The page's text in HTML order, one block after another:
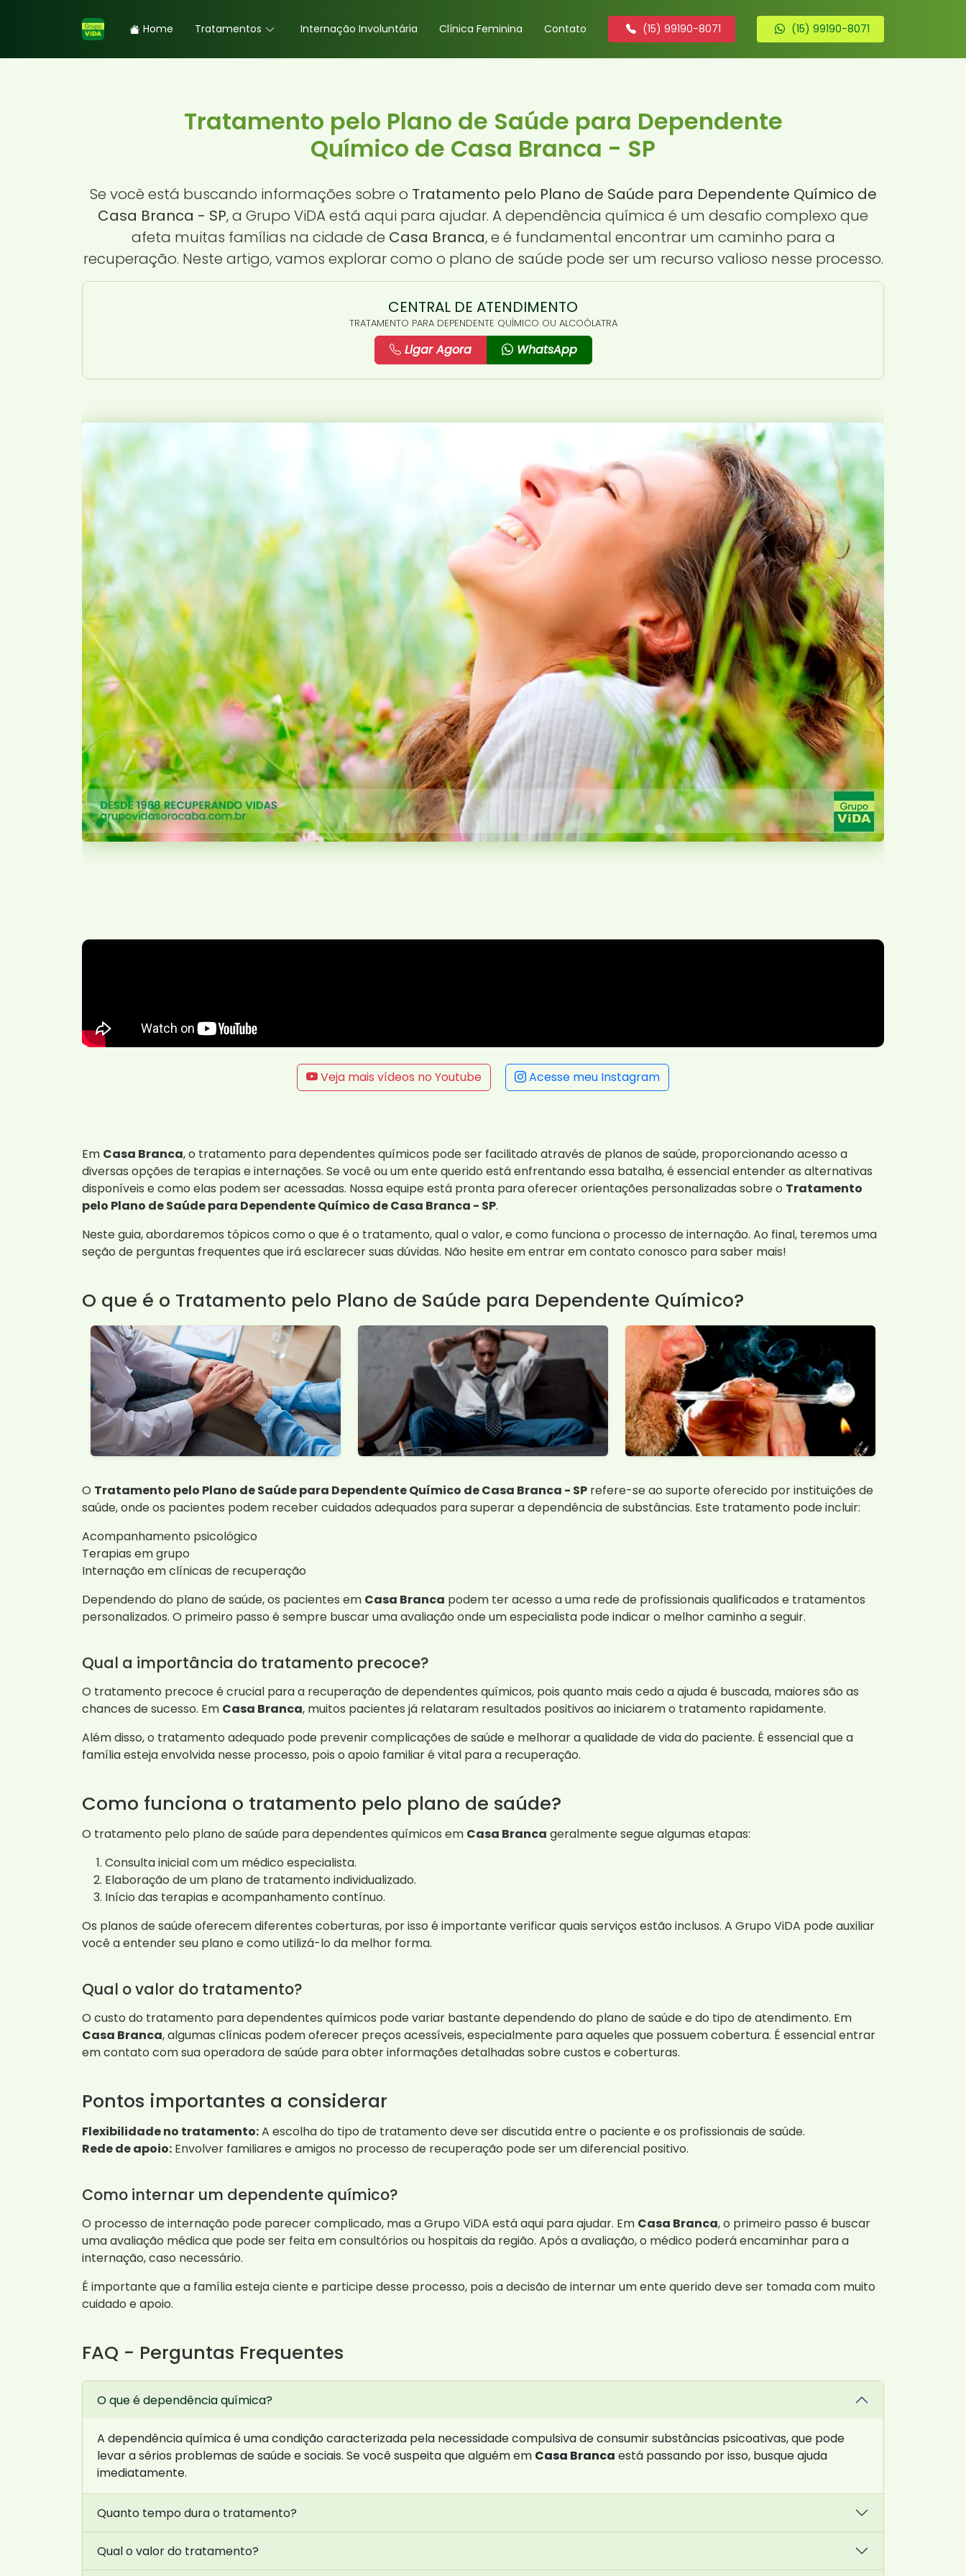
Home Tratamentos Internação Involuntária Clínica Feminina Contato (15) 99190-8071 (15) 99190-8071
Tratamento pelo Plano de Saúde para Dependente
Químico de Casa Branca - SP
Se você está buscando informações sobre o Tratamento pelo Plano de Saúde para Dependente Químico de
Casa Branca - SP, a Grupo ViDA está aqui para ajudar. A dependência química é um desafio complexo que
afeta muitas famílias na cidade de Casa Branca, e é fundamental encontrar um caminho para a
recuperação. Neste artigo, vamos explorar como o plano de saúde pode ser um recurso valioso nesse processo.
CENTRAL DE ATENDIMENTO
TRATAMENTO PARA DEPENDENTE QUÍMICO OU ALCOÓLATRA
Ligar Agora WhatsApp
Veja mais vídeos no Youtube Acesse meu Instagram
Em Casa Branca, o tratamento para dependentes químicos pode ser facilitado através de planos de saúde, proporcionando acesso a
diversas opções de terapias e internações. Se você ou um ente querido está enfrentando essa batalha, é essencial entender as alternativas
disponíveis e como elas podem ser acessadas. Nossa equipe está pronta para oferecer orientações personalizadas sobre o Tratamento
pelo Plano de Saúde para Dependente Químico de Casa Branca - SP.
Neste guia, abordaremos tópicos como o que é o tratamento, qual o valor, e como funciona o processo de internação. Ao final, teremos uma
seção de perguntas frequentes que irá esclarecer suas dúvidas. Não hesite em entrar em contato conosco para saber mais!
O que é o Tratamento pelo Plano de Saúde para Dependente Químico?
O Tratamento pelo Plano de Saúde para Dependente Químico de Casa Branca - SP refere-se ao suporte oferecido por instituições de
saúde, onde os pacientes podem receber cuidados adequados para superar a dependência de substâncias. Este tratamento pode incluir:
Acompanhamento psicológico
Terapias em grupo
Internação em clínicas de recuperação
Dependendo do plano de saúde, os pacientes em Casa Branca podem ter acesso a uma rede de profissionais qualificados e tratamentos
personalizados. O primeiro passo é sempre buscar uma avaliação onde um especialista pode indicar o melhor caminho a seguir.
Qual a importância do tratamento precoce?
O tratamento precoce é crucial para a recuperação de dependentes químicos, pois quanto mais cedo a ajuda é buscada, maiores são as
chances de sucesso. Em Casa Branca, muitos pacientes já relataram resultados positivos ao iniciarem o tratamento rapidamente.
Além disso, o tratamento adequado pode prevenir complicações de saúde e melhorar a qualidade de vida do paciente. É essencial que a
família esteja envolvida nesse processo, pois o apoio familiar é vital para a recuperação.
Como funciona o tratamento pelo plano de saúde?
O tratamento pelo plano de saúde para dependentes químicos em Casa Branca geralmente segue algumas etapas:
Consulta inicial com um médico especialista.
Elaboração de um plano de tratamento individualizado.
Início das terapias e acompanhamento contínuo.
Os planos de saúde oferecem diferentes coberturas, por isso é importante verificar quais serviços estão inclusos. A Grupo ViDA pode auxiliar
você a entender seu plano e como utilizá-lo da melhor forma.
Qual o valor do tratamento?
O custo do tratamento para dependentes químicos pode variar bastante dependendo do plano de saúde e do tipo de atendimento. Em
Casa Branca, algumas clínicas podem oferecer preços acessíveis, especialmente para aqueles que possuem cobertura. É essencial entrar
em contato com sua operadora de saúde para obter informações detalhadas sobre custos e coberturas.
Pontos importantes a considerar
Flexibilidade no tratamento:A escolha do tipo de tratamento deve ser discutida entre o paciente e os profissionais de saúde.
Rede de apoio: Envolver familiares e amigos no processo de recuperação pode ser um diferencial positivo.
Como internar um dependente químico?
O processo de internação pode parecer complicado, mas a Grupo ViDA está aqui para ajudar. Em Casa Branca, o primeiro passo é buscar
uma avaliação médica que pode ser feita em consultórios ou hospitais da região. Após a avaliação, o médico poderá encaminhar para a
internação, caso necessário.
É importante que a família esteja ciente e participe desse processo, pois a decisão de internar um ente querido deve ser tomada com muito
cuidado e apoio.
FAQ - Perguntas Frequentes
O que é dependência química?
A dependência química é uma condição caracterizada pela necessidade compulsiva de consumir substâncias psicoativas, que pode
levar a sérios problemas de saúde e sociais. Se você suspeita que alguém em Casa Branca está passando por isso, busque ajuda
imediatamente.
Quanto tempo dura o tratamento?
Qual o valor do tratamento?